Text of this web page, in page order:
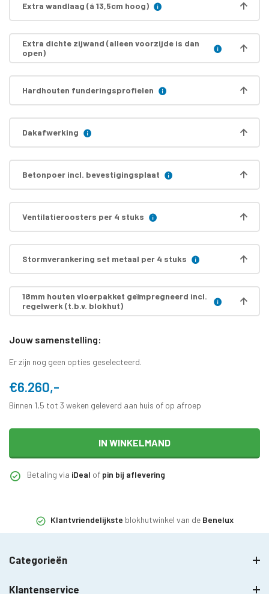
Extra wandlaag (á 13,5cm hoog)
Extra dichte zijwand (alleen voorzijde is dan
open)
Hardhouten funderingsprofielen
Dakafwerking
Betonpoer incl. bevestigingsplaat
Ventilatieroosters per 4 stuks
Stormverankering set metaal per 4 stuks
18mm houten vloerpakket geïmpregneerd incl.
regelwerk (t.b.v. blokhut)
Jouw samenstelling:
Er zijn nog geen opties geselecteerd.
€6.260,-
Binnen 1,5 tot 3 weken geleverd aan huis of op afroep
IN WINKELMAND
Betaling via iDeal of pin bij aflevering
Klantvriendelijkste blokhutwinkel van de Benelux
Categorieën
Klantenservice